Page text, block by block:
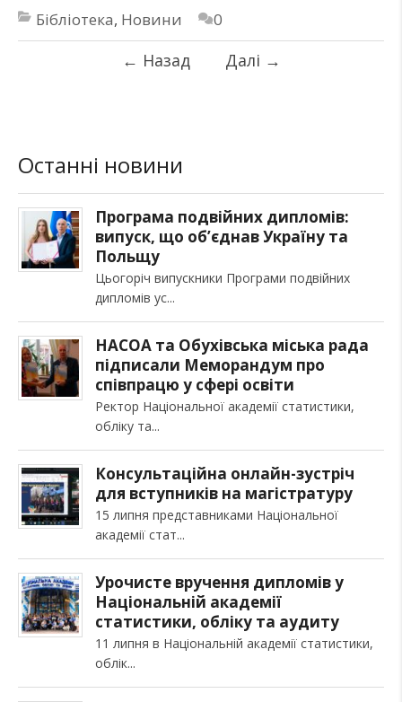
Бібліотека, Новини 0
← Назад Далі →
Останні новини
Програма подвійних дипломів:
випуск, що об’єднав Україну та
Польщу
Цьогоріч випускники Програми подвійних
дипломів ус
НАСОА та Обухівська міська рада
підписали Меморандум про
співпрацю у сфері освіти
Ректор Національної академії статистики,
обліку та
Консультаційна онлайн-зустріч
для вступників на магістратуру
15 липня представниками Національної
академії стат
Урочисте вручення дипломів у
Національній академії
статистики, обліку та аудиту
11 липня в Національній академії статистики,
облік